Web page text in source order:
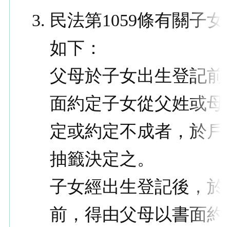
民法第1059條有關子
如下：
父母於子女出生登記前
面約定子女從父姓或母
定或約定不成者，於戶
抽籤決定之。
子女經出生登記後，於
前，得由父母以書面約